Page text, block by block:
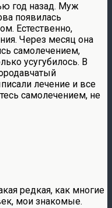
год назад. Муж
появилась
Естественно,
Через месяц она
самолечением,
усугубилось. В
лечение и все
самолечением, не
редкая, как многие
мои знакомые.